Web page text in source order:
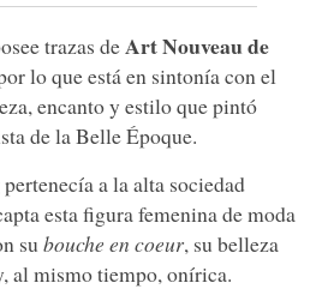
trazas deArt Nouveau de
lo que está en sintonía con el
encanto y estilo que pintó
de la Belle Époque.
pertenecía a la alta sociedad
esta figura femenina de moda
su bouche en coeur, su belleza
al mismo tiempo, onírica.